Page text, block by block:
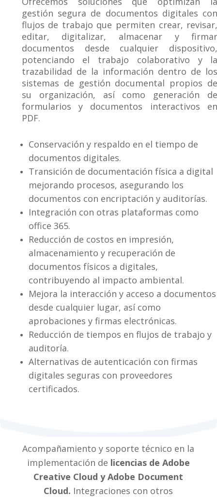
gestión segura de documentos digitales
flujos de trabajo que permiten crear,
editar, digitalizar, almacenar y
documentos desde cualquier
potenciando el trabajo colaborativo y
trazabilidad de la información dentro de
sistemas de gestión documental propios
su organización, así como generación
formularios y documentos interactivos
PDF.
Conservación y respaldo en el tiempo de
documentos digitales.
Transición de documentación física a digital
mejorando procesos, asegurando los
documentos con encriptación y auditorías.
Integración con otras plataformas como
office 365.
Reducción de costos en impresión,
almacenamiento y recuperación de
documentos físicos a digitales,
contribuyendo al impacto ambiental.
Mejora la interacción y acceso a documentos
desde cualquier lugar, así como
aprobaciones y firmas electrónicas.
Reducción de tiempos en flujos de trabajo y
auditoría.
Alternativas de autenticación con firmas
digitales seguras con proveedores
certificados.
Acompañamiento y soporte técnico en la
implementación de licencias de Adobe
Creative Cloud y Adobe Document
Cloud. Integraciones con otros